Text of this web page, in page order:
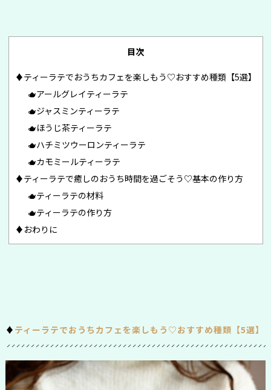
目次
♦︎ティーラテでおうちカフェを楽しもう♡おすすめ種類【5選】
🫖アールグレイティーラテ
🫖ジャスミンティーラテ
🫖ほうじ茶ティーラテ
🫖ハチミツウーロンティーラテ
🫖カモミールティーラテ
♦︎ティーラテで癒しのおうち時間を過ごそう♡基本の作り方
🫖ティーラテの材料
🫖ティーラテの作り方
♦︎おわりに
♦︎ ティーラテでおうちカフェを楽しもう♡おすすめ種類【5選】